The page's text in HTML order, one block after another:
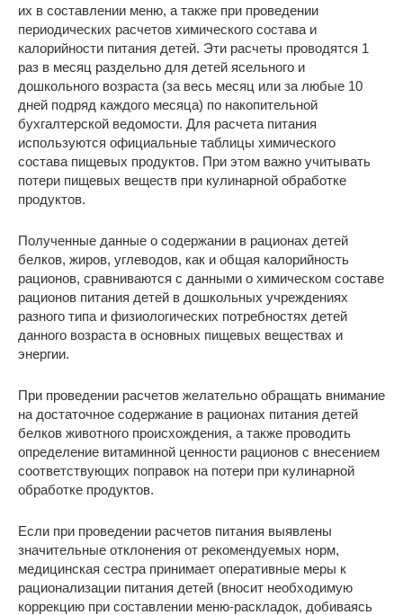
их в составлении меню, а также при проведении
периодических расчетов химического состава и
калорийности питания детей. Эти расчеты проводятся 1
раз в месяц раздельно для детей ясельного и
дошкольного возраста (за весь месяц или за любые 10
дней подряд каждого месяца) по накопительной
бухгалтерской ведомости. Для расчета питания
используются официальные таблицы химического
состава пищевых продуктов. При этом важно учитывать
потери пищевых веществ при кулинарной обработке
продуктов.
Полученные данные о содержании в рационах детей
белков, жиров, углеводов, как и общая калорийность
рационов, сравниваются с данными о химическом составе
рационов питания детей в дошкольных учреждениях
разного типа и физиологических потребностях детей
данного возраста в основных пищевых веществах и
энергии.
При проведении расчетов желательно обращать внимание
на достаточное содержание в рационах питания детей
белков животного происхождения, а также проводить
определение витаминной ценности рационов с внесением
соответствующих поправок на потери при кулинарной
обработке продуктов.
Если при проведении расчетов питания выявлены
значительные отклонения от рекомендуемых норм,
медицинская сестра принимает оперативные меры к
рационализации питания детей (вносит необходимую
коррекцию при составлении меню-раскладок, добиваясь